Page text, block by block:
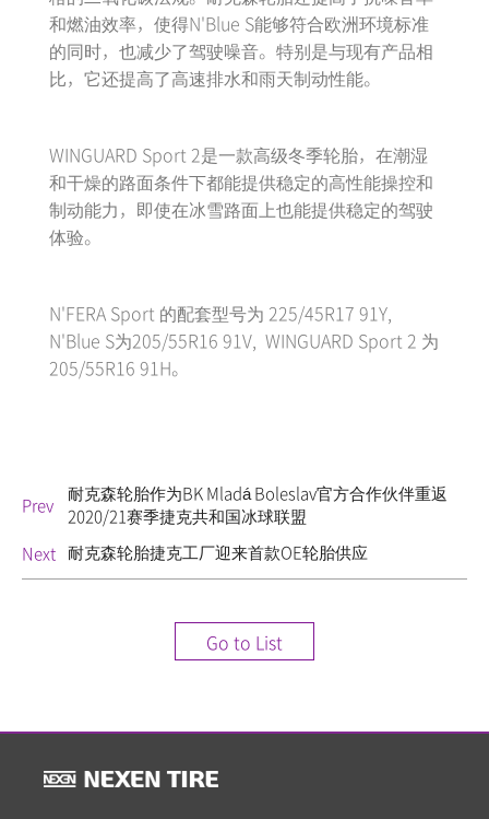
和燃油效率，使得N'Blue S能够符合欧洲环境标准
的同时，也减少了驾驶噪音。特别是与现有产品相
比，它还提高了高速排水和雨天制动性能。
WINGUARD Sport 2是一款高级冬季轮胎，在潮湿
和干燥的路面条件下都能提供稳定的高性能操控和
制动能力，即使在冰雪路面上也能提供稳定的驾驶
体验。
N'FERA Sport 的配套型号为 225/45R17 91Y,
N'Blue S为205/55R16 91V, WINGUARD Sport 2 为
205/55R16 91H。
Prev 耐克森轮胎作为BK Mladá Boleslav官方合作伙伴重返
2020/21赛季捷克共和国冰球联盟
Next 耐克森轮胎捷克工厂迎来首款OE轮胎供应
Go to List